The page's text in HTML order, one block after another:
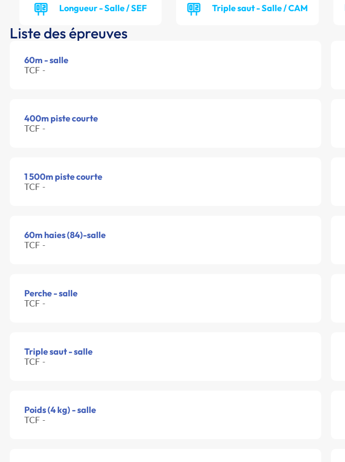
Longueur - Salle / SEF Triple saut - Salle / CAM
Liste des épreuves
60m - salle
TCF -
400m piste courte
TCF -
1 500m piste courte
TCF -
60m haies (84)-salle
TCF -
Perche - salle
TCF -
Triple saut - salle
TCF -
Poids (4 kg) - salle
TCF -